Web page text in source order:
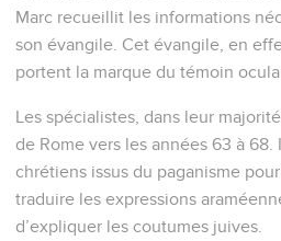
Marc recueillit les informations
son évangile. Cet évangile, en
portent la marque du témoin
Les spécialistes, dans leur
de Rome vers les années 63 à 68.
chrétiens issus du paganisme
traduire les expressions
d’expliquer les coutumes juives.